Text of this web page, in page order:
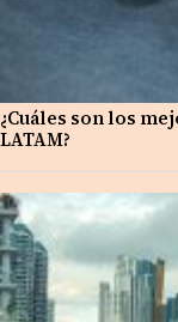
¿Cuáles son los
LATAM?